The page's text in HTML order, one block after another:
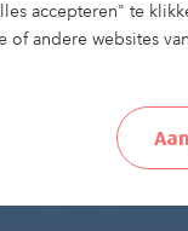
accepteren" te
of andere websites van